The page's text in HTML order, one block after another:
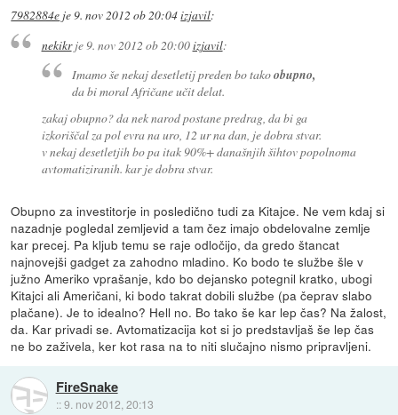
7982884e je9. nov 2012 ob 20:04izjavil:
nekikrje9. nov 2012 ob 20:00izjavil:
Imamo še nekaj desetletij preden bo takoobupno,
da bi moral Afričane učit delat.
zakaj obupno? da nek narod postane predrag, da bi ga
izkoriščal za pol evra na uro, 12 ur na dan, je dobra stvar.
v nekaj desetletjih bo pa itak 90%+ današnjih šihtov popolnoma
avtomatiziranih. kar je dobra stvar.
Obupno za investitorje in posledično tudi za Kitajce. Ne vem kdaj si
nazadnje pogledal zemljevid a tam čez imajo obdelovalne zemlje
kar precej. Pa kljub temu se raje odločijo, da gredo štancat
najnovejši gadget za zahodno mladino. Ko bodo te službe šle v
južno Ameriko vprašanje, kdo bo dejansko potegnil kratko, ubogi
Kitajci ali Američani, ki bodo takrat dobili službe (pa čeprav slabo
plačane). Je to idealno? Hell no. Bo tako še kar lep čas? Na žalost,
da. Kar privadi se. Avtomatizacija kot si jo predstavljaš še lep čas
ne bo zaživela, ker kot rasa na to niti slučajno nismo pripravljeni.
FireSnake
::9. nov 2012, 20:13